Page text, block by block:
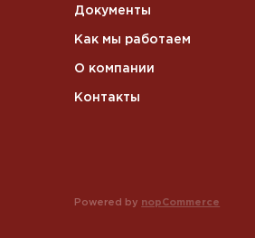
Документы
Как мы работаем
О компании
Контакты
Powered by nopCommerce